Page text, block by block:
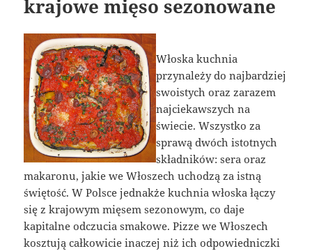
krajowe mięso sezonowane
Włoska kuchnia
przynależy do najbardziej
swoistych oraz zarazem
najciekawszych na
świecie. Wszystko za
sprawą dwóch istotnych
składników: sera oraz
makaronu, jakie we Włoszech uchodzą za istną
świętość. W Polsce jednakże kuchnia włoska łączy
się z krajowym mięsem sezonowym, co daje
kapitalne odczucia smakowe. Pizze we Włoszech
kosztują całkowicie inaczej niż ich odpowiedniczki